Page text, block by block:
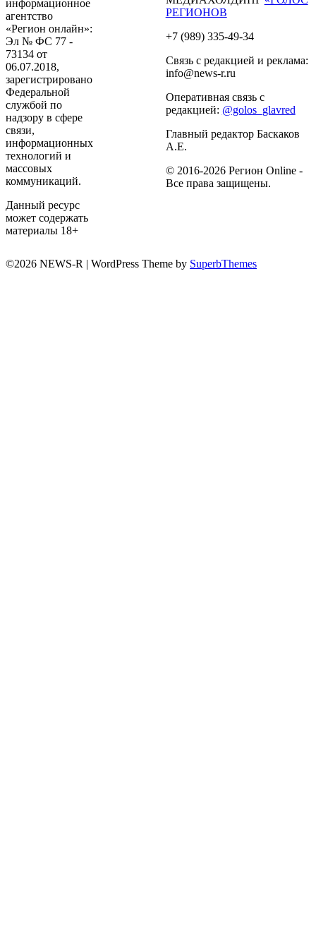
информационное
агентство
«Регион онлайн»:
Эл № ФС 77 -
73134 от
06.07.2018,
зарегистрировано
Федеральной
службой по
надзору в сфере
связи,
информационных
технологий и
массовых
коммуникаций.
Данный ресурс
может содержать
материалы 18+
РЕГИОНОВ
+7 (989) 335-49-34
Связь с редакцией и реклама:
info@news-r.ru
Оперативная связь с
редакцией: @golos_glavred
Главный редактор Баскаков
А.Е.
© 2016-2026 Регион Online -
Все права защищены.
©2026 NEWS-R | WordPress Theme by SuperbThemes